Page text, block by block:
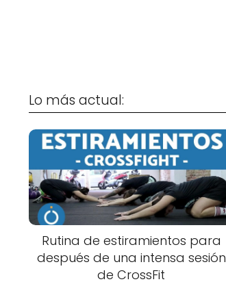
Lo más actual:
Rutina de estiramientos para
después de una intensa sesión
de CrossFit